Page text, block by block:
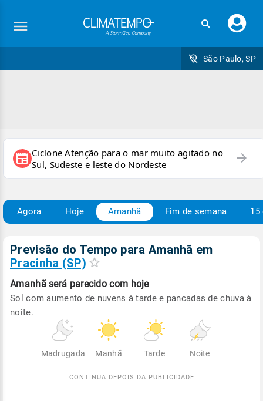
seu
São Paulo, SP
newspaper Ciclone Atenção para o mar muito agitado no
Sul, Sudeste e leste do Nordeste
arrow_forward
Agora Hoje Amanhã Fim de semana 15
Previsão do Tempo para Amanhã em
Pracinha (SP)
Amanhã será parecido com hoje
Sol com aumento de nuvens à tarde e pancadas de chuva à
noite.
Madrugada Manhã Tarde Noite